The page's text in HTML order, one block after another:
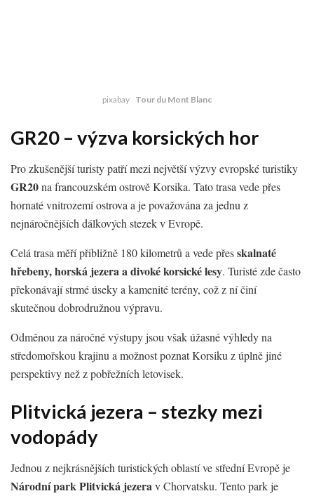
pixabay Tour du Mont Blanc
GR20 – výzva korsických hor
Pro zkušenější turisty patří mezi největší výzvy evropské turistiky
GR20na francouzském ostrově Korsika. Tato trasa vede přes
hornaté vnitrozemí ostrova a je považována za jednu z
nejnáročnějších dálkových stezek v Evropě.
Celá trasa měří přibližně 180 kilometrů a vede přesskalnaté
hřebeny, horská jezera a divoké korsické lesy. Turisté zde často
překonávají strmé úseky a kamenité terény, což z ní činí
skutečnou dobrodružnou výpravu.
Odměnou za náročné výstupy jsou však úžasné výhledy na
středomořskou krajinu a možnost poznat Korsiku z úplně jiné
perspektivy než z pobřežních letovisek.
Plitvická jezera – stezky mezi
vodopády
Jednou z nejkrásnějších turistických oblastí ve střední Evropě je
Národní park Plitvická jezerav Chorvatsku. Tento park je